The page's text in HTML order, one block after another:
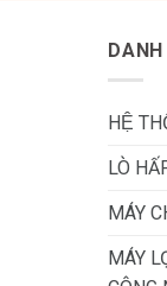
HỆ
LÒ
MÁY
MÁY